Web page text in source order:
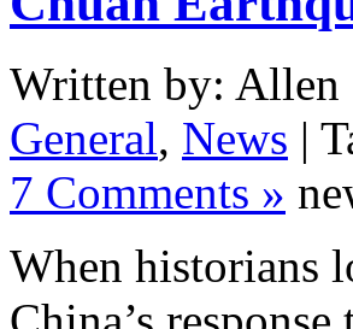
Written by: Allen
General, News |
7 Comments »
When historians